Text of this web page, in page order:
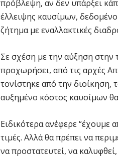
πρόβλεψη, αν δεν υπάρξει
έλλειψης καυσίμων,
ζήτημα με εναλλακτικές
Σε σχέση με την αύξηση στην
προχωρήσει, από τις αρχές
τονίστηκε από την διοίκηση,
αυξημένο κόστος καυσίμων
Ειδικότερα ανέφερε “έχουμε
τιμές. Αλλά θα πρέπει να
να προστατευτεί, να